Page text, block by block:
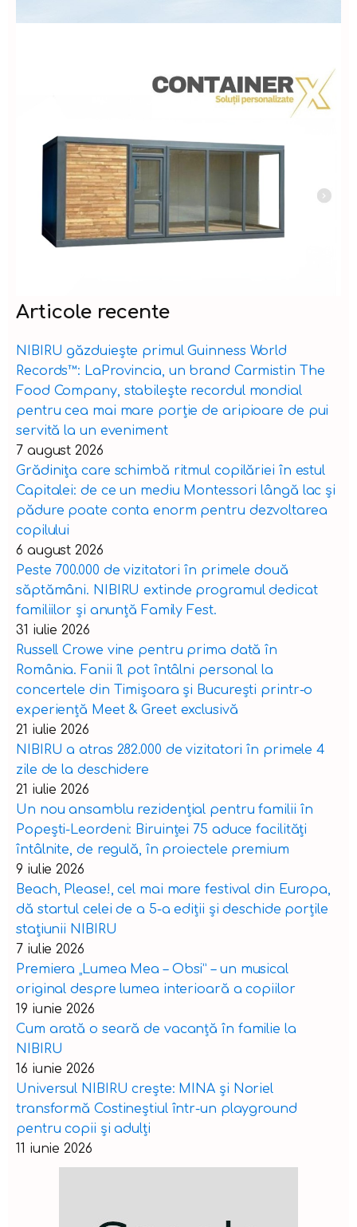
Articole recente
NIBIRU găzduiește primul Guinness World
Records™️: LaProvincia, un brand Carmistin The
Food Company, stabilește recordul mondial
pentru cea mai mare porție de aripioare de pui
servită la un eveniment
7 august 2026
Grădinița care schimbă ritmul copilăriei în estul
Capitalei: de ce un mediu Montessori lângă lac și
pădure poate conta enorm pentru dezvoltarea
copilului
6 august 2026
Peste 700.000 de vizitatori în primele două
săptămâni. NIBIRU extinde programul dedicat
familiilor și anunță Family Fest.
31 iulie 2026
Russell Crowe vine pentru prima dată în
România. Fanii îl pot întâlni personal la
concertele din Timișoara și București printr-o
experiență Meet & Greet exclusivă
21 iulie 2026
NIBIRU a atras 282.000 de vizitatori în primele 4
zile de la deschidere
21 iulie 2026
Un nou ansamblu rezidențial pentru familii în
Popești-Leordeni: Biruinței 75 aduce facilități
întâlnite, de regulă, în proiectele premium
9 iulie 2026
Beach, Please!, cel mai mare festival din Europa,
dă startul celei de a 5-a ediții și deschide porțile
stațiunii NIBIRU
7 iulie 2026
Premiera „Lumea Mea – Obsi” – un musical
original despre lumea interioară a copiilor
19 iunie 2026
Cum arată o seară de vacanță în familie la
NIBIRU
16 iunie 2026
Universul NIBIRU crește: MINA și Noriel
transformă Costineștiul într-un playground
pentru copii și adulți
11 iunie 2026